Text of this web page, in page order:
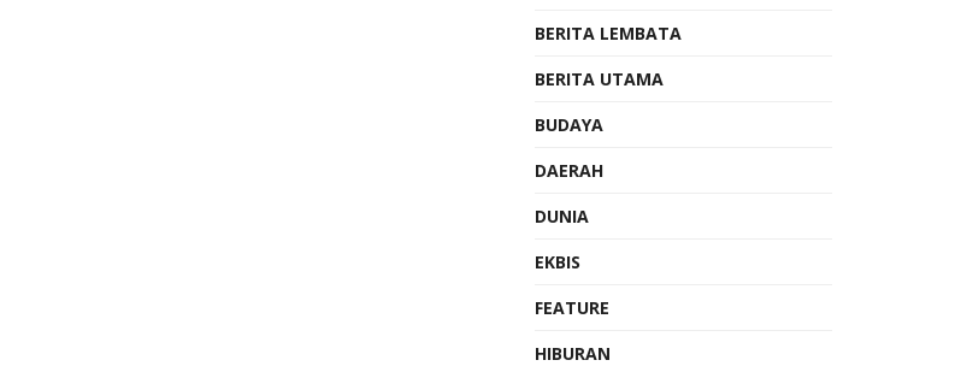
BERITA LEMBATA
BERITA UTAMA
BUDAYA
DAERAH
DUNIA
EKBIS
FEATURE
HIBURAN